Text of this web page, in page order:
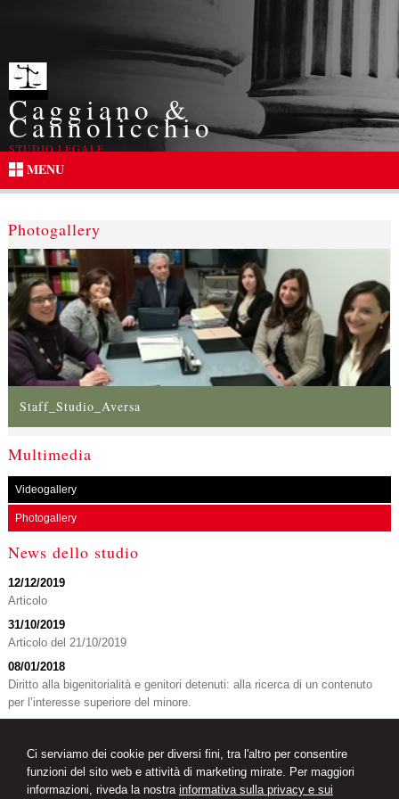
Ci serviamo dei cookie per diversi fini, tra l'altro per consentire
funzioni del sito web e attività di marketing mirate. Per maggiori
informazioni, riveda la nostra informativa sulla privacy e sui
Caggiano &
Cannolicchio
STUDIO LEGALE
MENU
Photogallery
Staff_Studio_Aversa
Multimedia
Videogallery
Photogallery
News dello studio
12/12/2019
Articolo
31/10/2019
Articolo del 21/10/2019
08/01/2018
Diritto alla bigenitorialità e genitori detenuti: alla ricerca di un contenuto
per l’interesse superiore del minore.
09/08/2026
L'AI che hai spento non è sparita